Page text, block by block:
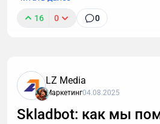
использования инструментов.
16 0 0
LZ Media
Маркетинг04.08.2025
Skladbot: как мы